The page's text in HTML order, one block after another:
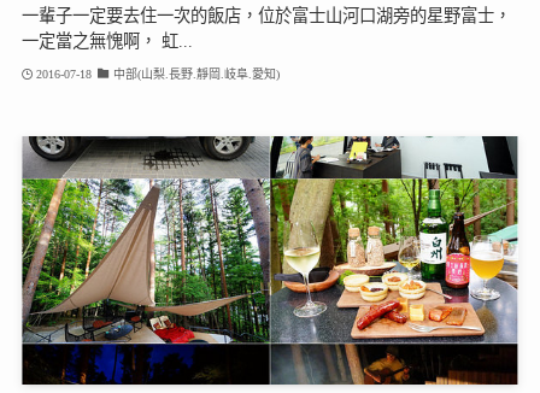
一輩子一定要去住一次的飯店，位於富士山河口湖旁的星野富士，
一定當之無愧啊， 虹...
2016-07-18 中部(山梨.長野.靜岡.岐阜.愛知)